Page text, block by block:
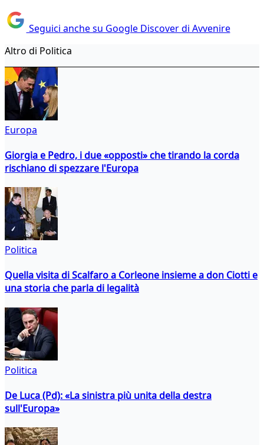
Seguici anche su Google Discover di Avvenire
Altro di Politica
Europa
Giorgia e Pedro, i due «opposti» che tirando la corda
rischiano di spezzare l'Europa
Politica
Quella visita di Scalfaro a Corleone insieme a don Ciotti e
una storia che parla di legalità
Politica
De Luca (Pd): «La sinistra più unita della destra
sull'Europa»